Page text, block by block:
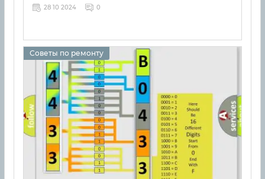
28 10 2024 0
Советы по ремонту